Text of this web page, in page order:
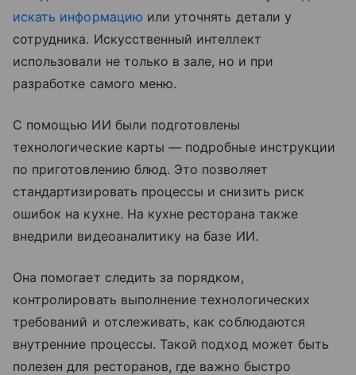
искать информацию или уточнять детали у
сотрудника. Искусственный интеллект
использовали не только в зале, но и при
разработке самого меню.
С помощью ИИ были подготовлены
технологические карты — подробные инструкции
по приготовлению блюд. Это позволяет
стандартизировать процессы и снизить риск
ошибок на кухне. На кухне ресторана также
внедрили видеоаналитику на базе ИИ.
Она помогает следить за порядком,
контролировать выполнение технологических
требований и отслеживать, как соблюдаются
внутренние процессы. Такой подход может быть
полезен для ресторанов, где важно быстро